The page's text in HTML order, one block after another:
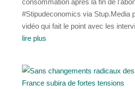
consommation après la fin de
#Stipudeconomics via Stup.Media
vidéo qui fait le point avec les
lire plus